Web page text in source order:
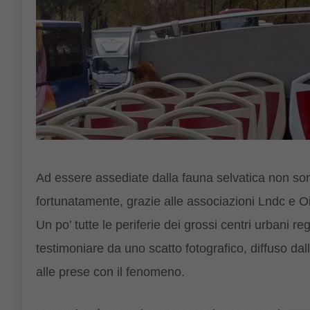
Ad essere assediate dalla fauna selvatica non
fortunatamente, grazie alle associazioni Lndc e
Un po’ tutte le periferie dei grossi centri urbani
testimoniare da uno scatto fotografico, diffuso
alle prese con il fenomeno.